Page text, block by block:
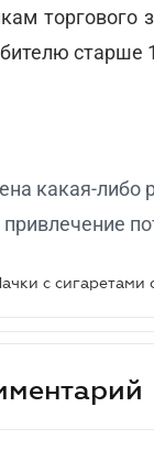
торгового
старше
какая-либо
с сигаретами